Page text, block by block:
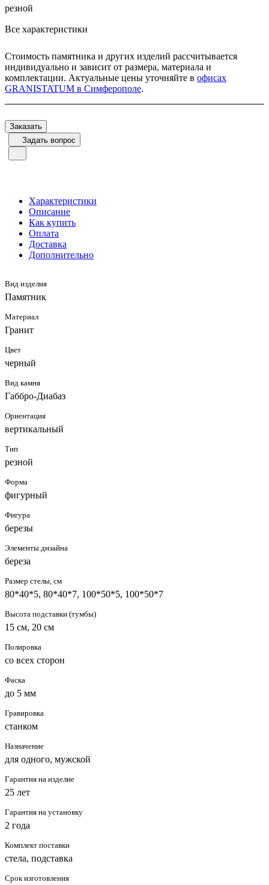
резной
Все характеристики
Стоимость памятника и других изделий рассчитывается
индивидуально и зависит от размера, материала и
комплектации. Актуальные цены уточняйте в офисах
GRANISTATUM в Симферополе.
Заказать
Задать вопрос
Характеристики
Описание
Как купить
Оплата
Доставка
Дополнительно
Вид изделия
Памятник
Материал
Гранит
Цвет
черный
Вид камня
Габбро-Диабаз
Ориентация
вертикальный
Тип
резной
Форма
фигурный
Фигура
березы
Элементы дизайна
береза
Размер стелы, см
80*40*5, 80*40*7, 100*50*5, 100*50*7
Высота подставки (тумбы)
15 см, 20 см
Полировка
со всех сторон
Фаска
до 5 мм
Гравировка
станком
Назначение
для одного, мужской
Гарантия на изделие
25 лет
Гарантия на установку
2 года
Комплект поставки
стела, подставка
Срок изготовления